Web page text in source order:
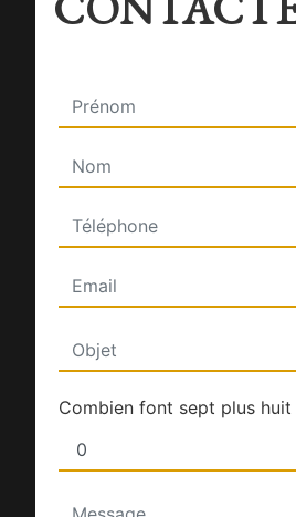
Combien font sept plus huit